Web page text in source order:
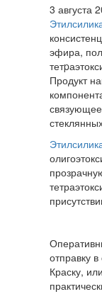
3 августа
эфира,
Продукт
связующее
отправку
Краску,